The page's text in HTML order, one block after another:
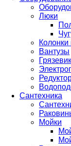
Люки
Вантузы
Сантехника
Мойки